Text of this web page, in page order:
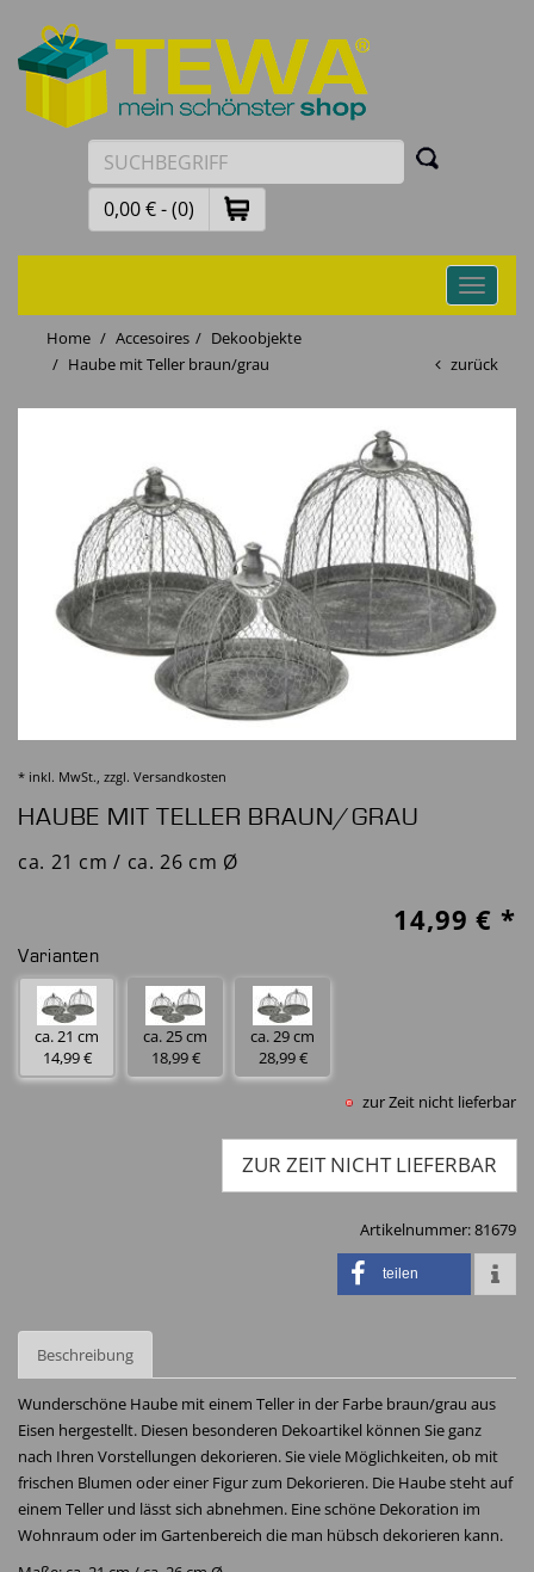
0,00 € - (0)
Toggle
Home
Accesoires
Dekoobjekte
Haube mit Teller braun/grau
zurück
* inkl. MwSt., zzgl. Versandkosten
HAUBE MIT TELLER BRAUN/GRAU
ca. 21 cm / ca. 26 cm Ø
14,99 € *
Varianten
ca. 21 cm
14,99 €
ca. 25 cm
18,99 €
ca. 29 cm
28,99 €
zur Zeit nicht lieferbar
ZUR ZEIT NICHT LIEFERBAR
Artikelnummer:81679
teilen
Beschreibung
Wunderschöne Haube mit einem Teller in der Farbe braun/grau aus
Eisen hergestellt. Diesen besonderen Dekoartikel können Sie ganz
nach Ihren Vorstellungen dekorieren. Sie viele Möglichkeiten, ob mit
frischen Blumen oder einer Figur zum Dekorieren. Die Haube steht auf
einem Teller und lässt sich abnehmen. Eine schöne Dekoration im
Wohnraum oder im Gartenbereich die man hübsch dekorieren kann.